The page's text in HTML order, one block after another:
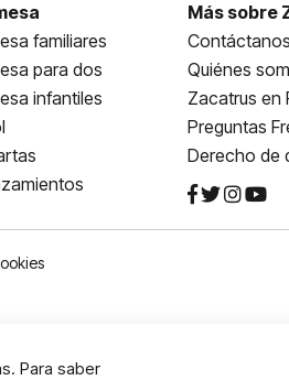
familiares
para dos
infantiles
Más sobre
Contáctanos
Quiénes
Zacatrus en
Preguntas
Derecho de
Para saber